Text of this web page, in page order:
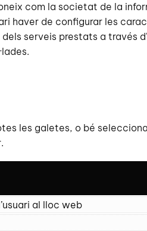
com la societat de la
haver de configurar les
serveis prestats a través
les galetes, o bé
al lloc web